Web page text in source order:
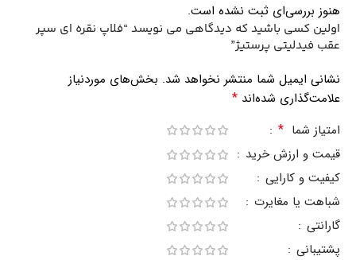
هنوز بررسی‌ای ثبت نشده است.
اولین کسی باشید که دیدگاهی می نویسد “فلاپ نقره ای سپر
عقب فیدلیتی پرستیژ”
نشانی ایمیل شما منتشر نخواهد شد. بخش‌های موردنیاز
علامت‌گذاری شده‌اند *
امتیاز شما *
قیمت و ارزش خرید
کیفیت و کارایی
شباهت یا مغایرت
گارانتی
پشتیبانی